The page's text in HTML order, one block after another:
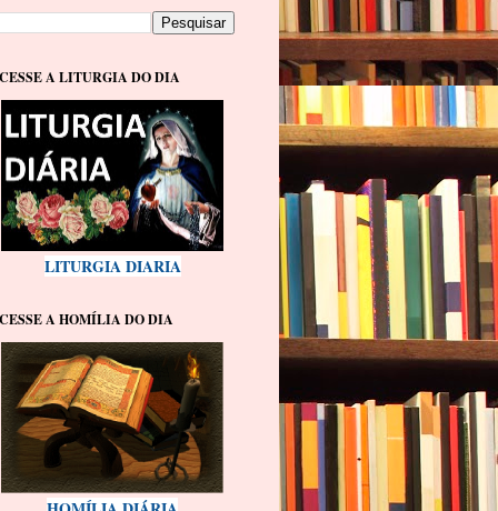
A LITURGIA DO DIA
LITURGIA DIARIA
A HOMÍLIA DO DIA